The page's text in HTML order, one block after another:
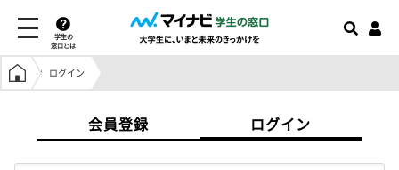
学生の
窓口とは
学生の窓口トップ
ログイン
会員登録 ログイン